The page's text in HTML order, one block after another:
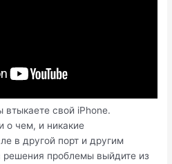
втыкаете свой iPhone.
о чем, и никакие
в другой порт и другим
проблемы выйдите из